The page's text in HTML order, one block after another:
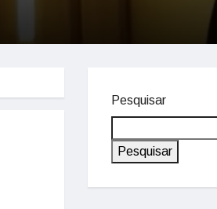
Pesquisar
Pesquisar